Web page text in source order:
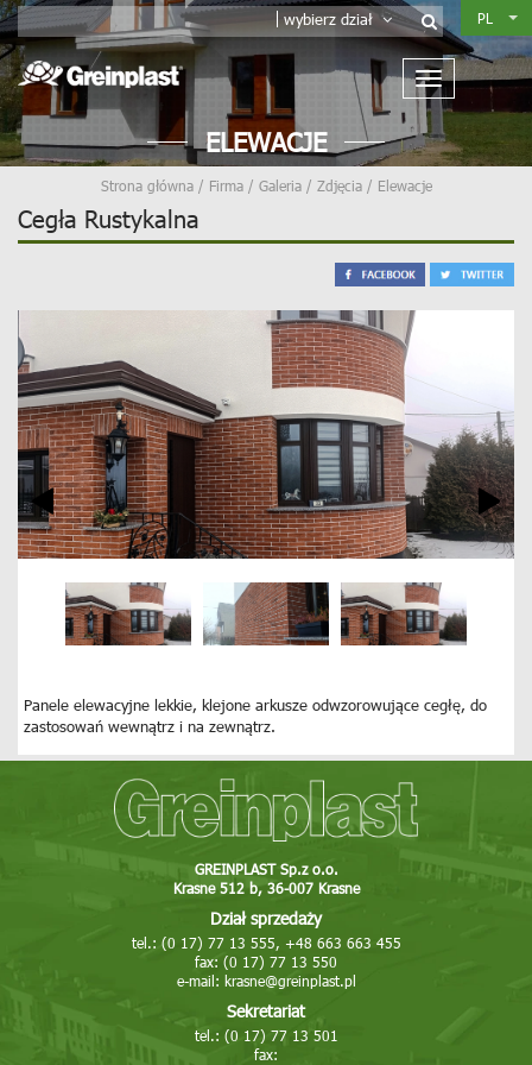
wybierz dział PL
ELEWACJE
Strona główna/ Firma/ Galeria/ Zdjęcia/ Elewacje
Cegła Rustykalna
Panele elewacyjne lekkie, klejone arkusze odwzorowujące cegłę, do
zastosowań wewnątrz i na zewnątrz.
GREINPLAST Sp.z o.o.
Krasne 512 b, 36-007 Krasne
Dział sprzedaży
tel.: (0 17) 77 13 555, +48 663 663 455
fax: (0 17) 77 13 550
e-mail: krasne@greinplast.pl
Sekretariat
tel.: (0 17) 77 13 501
fax: